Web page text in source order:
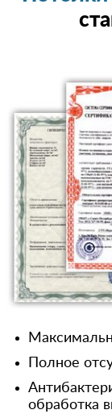
Полное
обработка